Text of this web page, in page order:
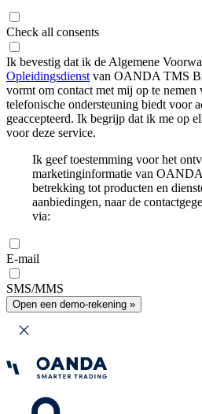
Check all consents
Ik bevestig dat ik de Algemene
Opleidingsdienst van OANDA TMS
vormt om contact met mij op te nemen
telefonische ondersteuning biedt voor
geaccepteerd. Ik begrijp dat ik me op
voor deze service.
Ik geef toestemming voor het
marketinginformatie van
betrekking tot producten en
aanbiedingen, naar de
via:
E-mail
SMS/MMS
Open een demo-rekening »